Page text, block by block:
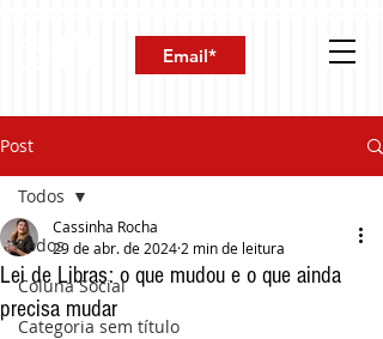
Post
Todos
Coluna Social
Categoria sem título
Todos
Lei de Libras: o que mudou e o que ainda
precisa mudar
Cassinha Rocha
29 de abr. de 2024 2 min de leitura